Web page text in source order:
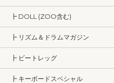
┣ DOLL (ZOO含む)
┣ リズム＆ドラムマガジン
┣ ビートレッグ
┣ キーボードスペシャル